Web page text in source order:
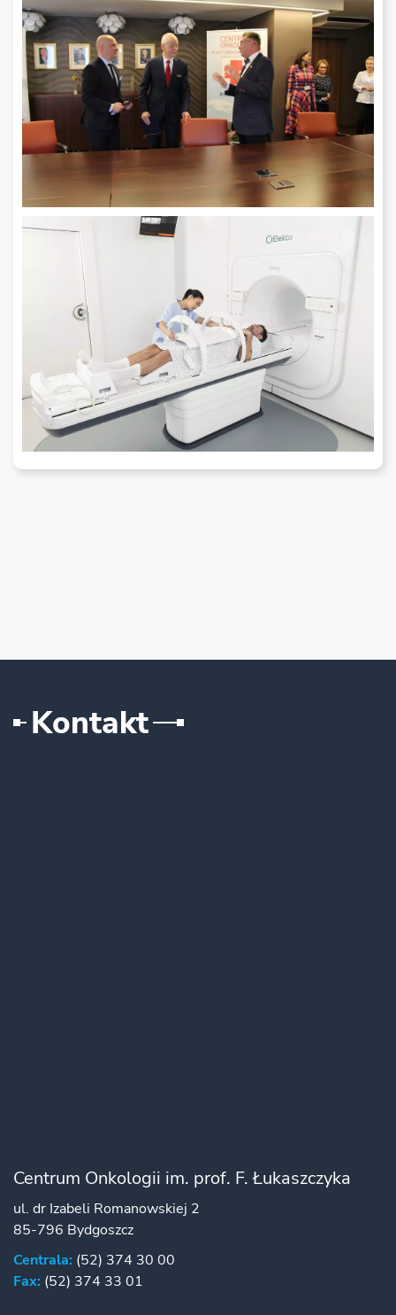
Kontakt
Centrum Onkologii im. prof. F. Łukaszczyka
ul. dr Izabeli Romanowskiej 2
85-796 Bydgoszcz
Centrala: (52) 374 30 00
Fax: (52) 374 33 01